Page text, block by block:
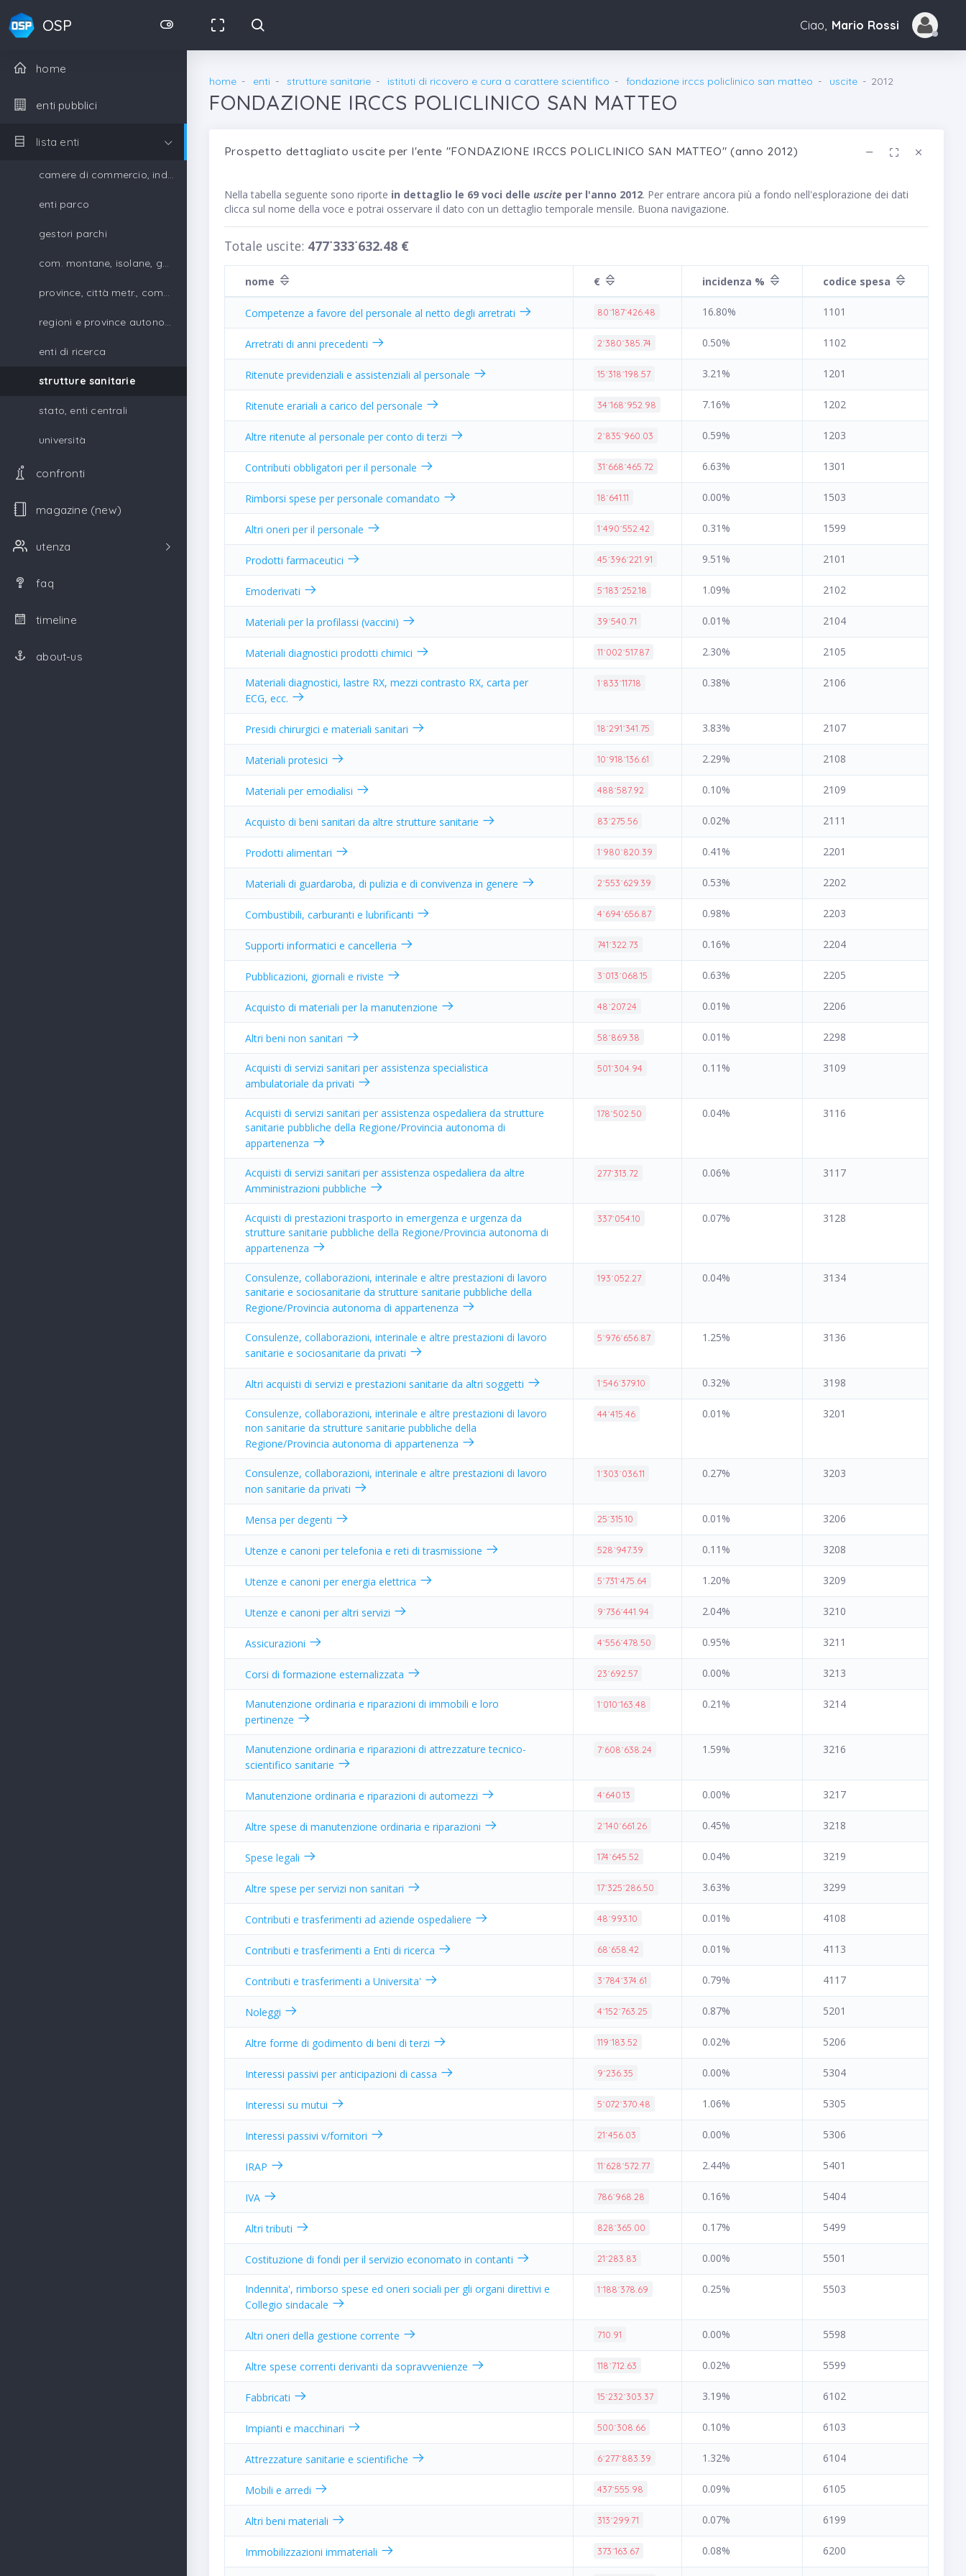
OSP Ciao, Mario Rossi
home
enti pubblici
lista enti
camere di commercio, industria, artigianato e agricoltura
enti parco
gestori parchi
com. montane, isolane, gestori parchi
province, città metr., comuni, unione di comuni
regioni e province autonome
enti di ricerca
strutture sanitarie
stato, enti centrali
università
confronti
magazine (new)
utenza
faq
timeline
about-us
home enti strutture sanitarie istituti di ricovero e cura a carattere scientifico fondazione irccs policlinico san matteo uscite 2012
FONDAZIONE IRCCS POLICLINICO SAN MATTEO
Prospetto dettagliato uscite per l'ente "FONDAZIONE IRCCS POLICLINICO SAN MATTEO" (anno 2012)
Nella tabella seguente sono riporte in dettaglio le 69 voci delle usciteper l'anno 2012. Per entrare ancora più a fondo nell'esplorazione dei dati
clicca sul nome della voce e potrai osservare il dato con un dettaglio temporale mensile. Buona navigazione.
Totale uscite: 477˙333˙632.48 €
nome € incidenza % codice spesa
Competenze a favore del personale al netto degli arretrati 80˙187˙426.48 16.80% 1101
Arretrati di anni precedenti 2˙380˙385.74 0.50% 1102
Ritenute previdenziali e assistenziali al personale 15˙318˙198.57 3.21% 1201
Ritenute erariali a carico del personale 34˙168˙952.98 7.16% 1202
Altre ritenute al personale per conto di terzi 2˙835˙960.03 0.59% 1203
Contributi obbligatori per il personale 31˙668˙465.72 6.63% 1301
Rimborsi spese per personale comandato 18˙641.11 0.00% 1503
Altri oneri per il personale 1˙490˙552.42 0.31% 1599
Prodotti farmaceutici 45˙396˙221.91 9.51% 2101
Emoderivati 5˙183˙252.18 1.09% 2102
Materiali per la profilassi (vaccini) 39˙540.71 0.01% 2104
Materiali diagnostici prodotti chimici 11˙002˙517.87 2.30% 2105
Materiali diagnostici, lastre RX, mezzi contrasto RX, carta per
ECG, ecc.
1˙833˙117.18 0.38% 2106
Presidi chirurgici e materiali sanitari 18˙291˙341.75 3.83% 2107
Materiali protesici 10˙918˙136.61 2.29% 2108
Materiali per emodialisi 488˙587.92 0.10% 2109
Acquisto di beni sanitari da altre strutture sanitarie 83˙275.56 0.02% 2111
Prodotti alimentari 1˙980˙820.39 0.41% 2201
Materiali di guardaroba, di pulizia e di convivenza in genere 2˙553˙629.39 0.53% 2202
Combustibili, carburanti e lubrificanti 4˙694˙656.87 0.98% 2203
Supporti informatici e cancelleria 741˙322.73 0.16% 2204
Pubblicazioni, giornali e riviste 3˙013˙068.15 0.63% 2205
Acquisto di materiali per la manutenzione 48˙207.24 0.01% 2206
Altri beni non sanitari 58˙869.38 0.01% 2298
Acquisti di servizi sanitari per assistenza specialistica
ambulatoriale da privati
501˙304.94 0.11% 3109
Acquisti di servizi sanitari per assistenza ospedaliera da strutture
sanitarie pubbliche della Regione/Provincia autonoma di
appartenenza
178˙502.50 0.04% 3116
Acquisti di servizi sanitari per assistenza ospedaliera da altre
Amministrazioni pubbliche
277˙313.72 0.06% 3117
Acquisti di prestazioni trasporto in emergenza e urgenza da
strutture sanitarie pubbliche della Regione/Provincia autonoma di
appartenenza
337˙054.10 0.07% 3128
Consulenze, collaborazioni, interinale e altre prestazioni di lavoro
sanitarie e sociosanitarie da strutture sanitarie pubbliche della
Regione/Provincia autonoma di appartenenza
193˙052.27 0.04% 3134
Consulenze, collaborazioni, interinale e altre prestazioni di lavoro
sanitarie e sociosanitarie da privati
5˙976˙656.87 1.25% 3136
Altri acquisti di servizi e prestazioni sanitarie da altri soggetti 1˙546˙379.10 0.32% 3198
Consulenze, collaborazioni, interinale e altre prestazioni di lavoro
non sanitarie da strutture sanitarie pubbliche della
Regione/Provincia autonoma di appartenenza
44˙415.46 0.01% 3201
Consulenze, collaborazioni, interinale e altre prestazioni di lavoro
non sanitarie da privati
1˙303˙036.11 0.27% 3203
Mensa per degenti 25˙315.10 0.01% 3206
Utenze e canoni per telefonia e reti di trasmissione 528˙947.39 0.11% 3208
Utenze e canoni per energia elettrica 5˙731˙475.64 1.20% 3209
Utenze e canoni per altri servizi 9˙736˙441.94 2.04% 3210
Assicurazioni 4˙556˙478.50 0.95% 3211
Corsi di formazione esternalizzata 23˙692.57 0.00% 3213
Manutenzione ordinaria e riparazioni di immobili e loro
pertinenze
1˙010˙163.48 0.21% 3214
Manutenzione ordinaria e riparazioni di attrezzature tecnico-
scientifico sanitarie
7˙608˙638.24 1.59% 3216
Manutenzione ordinaria e riparazioni di automezzi 4˙640.13 0.00% 3217
Altre spese di manutenzione ordinaria e riparazioni 2˙140˙661.26 0.45% 3218
Spese legali 174˙645.52 0.04% 3219
Altre spese per servizi non sanitari 17˙325˙286.50 3.63% 3299
Contributi e trasferimenti ad aziende ospedaliere 48˙993.10 0.01% 4108
Contributi e trasferimenti a Enti di ricerca 68˙658.42 0.01% 4113
Contributi e trasferimenti a Universita' 3˙784˙374.61 0.79% 4117
Noleggi 4˙152˙763.25 0.87% 5201
Altre forme di godimento di beni di terzi 119˙183.52 0.02% 5206
Interessi passivi per anticipazioni di cassa 9˙236.35 0.00% 5304
Interessi su mutui 5˙072˙370.48 1.06% 5305
Interessi passivi v/fornitori 21˙456.03 0.00% 5306
IRAP 11˙628˙572.77 2.44% 5401
IVA 786˙968.28 0.16% 5404
Altri tributi 828˙365.00 0.17% 5499
Costituzione di fondi per il servizio economato in contanti 21˙283.83 0.00% 5501
Indennita', rimborso spese ed oneri sociali per gli organi direttivi e
Collegio sindacale
1˙188˙378.69 0.25% 5503
Altri oneri della gestione corrente 710.91 0.00% 5598
Altre spese correnti derivanti da sopravvenienze 118˙712.63 0.02% 5599
Fabbricati 15˙232˙303.37 3.19% 6102
Impianti e macchinari 500˙308.66 0.10% 6103
Attrezzature sanitarie e scientifiche 6˙277˙883.39 1.32% 6104
Mobili e arredi 437˙555.98 0.09% 6105
Altri beni materiali 313˙299.71 0.07% 6199
Immobilizzazioni immateriali 373˙163.67 0.08% 6200